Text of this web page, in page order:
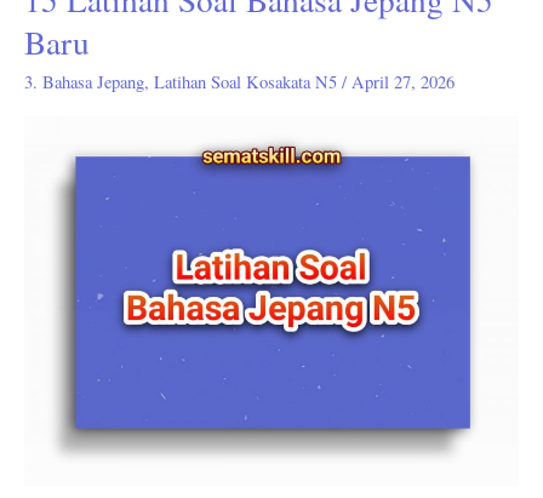
Baru
3. Bahasa Jepang, Latihan Soal Kosakata N5 / April 27, 2026
Soal
Bahasa